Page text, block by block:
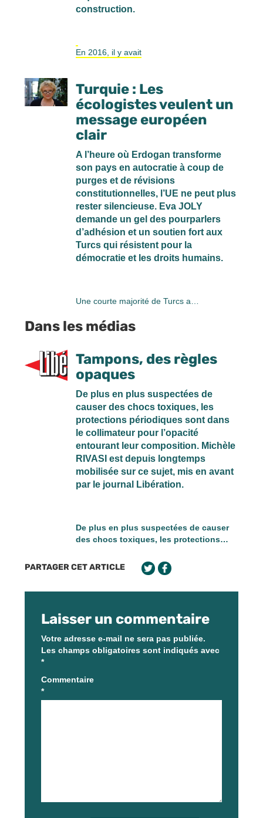
construction.
En 2016, il y avait
Turquie : Les
écologistes veulent un
message européen
clair
A l’heure où Erdogan transforme
son pays en autocratie à coup de
purges et de révisions
constitutionnelles, l’UE ne peut plus
rester silencieuse. Eva JOLY
demande un gel des pourparlers
d’adhésion et un soutien fort aux
Turcs qui résistent pour la
démocratie et les droits humains.
Une courte majorité de Turcs a…
Dans les médias
Tampons, des règles
opaques
De plus en plus suspectées de
causer des chocs toxiques, les
protections périodiques sont dans
le collimateur pour l’opacité
entourant leur composition. Michèle
RIVASI est depuis longtemps
mobilisée sur ce sujet, mis en avant
par le journal Libération.
De plus en plus suspectées de causer
des chocs toxiques, les protections…
PARTAGER CET ARTICLE
Laisser un commentaire
Votre adresse e-mail ne sera pas publiée.
Les champs obligatoires sont indiqués avec
*
Commentaire
*